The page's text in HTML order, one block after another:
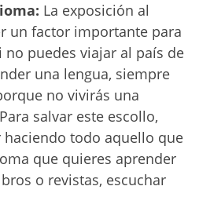
La exposición al
un factor importante para
no puedes viajar al país de
una lengua, siempre
no vivirás una
salvar este escollo,
haciendo todo aquello que
que quieres aprender
o revistas, escuchar